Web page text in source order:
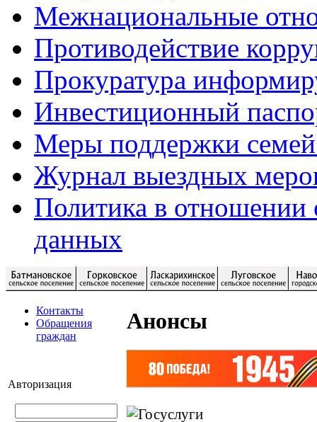
Межнациональные
Противодействие
Прокуратура
Инвестиционный
Меры поддержки
Журнал выездных
Политика в отношении
данных
Контакты
Обращения
граждан
Авторизация
Анонсы